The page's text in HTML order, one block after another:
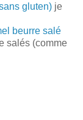
gluten) je
beurre salé
salés (comme